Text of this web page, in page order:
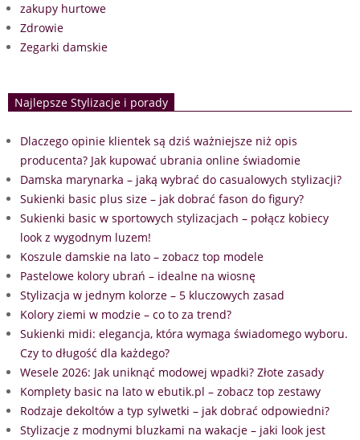
zakupy hurtowe
Zdrowie
Zegarki damskie
Najlepsze Stylizacje i porady
Dlaczego opinie klientek są dziś ważniejsze niż opis
producenta? Jak kupować ubrania online świadomie
Damska marynarka – jaką wybrać do casualowych stylizacji?
Sukienki basic plus size – jak dobrać fason do figury?
Sukienki basic w sportowych stylizacjach – połącz kobiecy
look z wygodnym luzem!
Koszule damskie na lato – zobacz top modele
Pastelowe kolory ubrań – idealne na wiosnę
Stylizacja w jednym kolorze – 5 kluczowych zasad
Kolory ziemi w modzie – co to za trend?
Sukienki midi: elegancja, która wymaga świadomego wyboru.
Czy to długość dla każdego?
Wesele 2026: Jak uniknąć modowej wpadki? Złote zasady
Komplety basic na lato w ebutik.pl – zobacz top zestawy
Rodzaje dekoltów a typ sylwetki – jak dobrać odpowiedni?
Stylizacje z modnymi bluzkami na wakacje – jaki look jest